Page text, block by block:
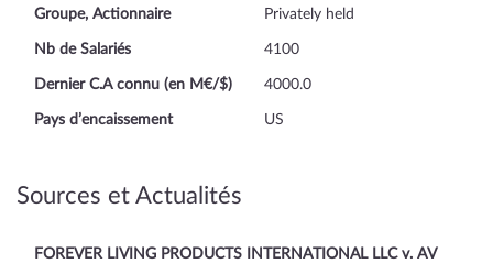
Groupe, Actionnaire Privately held
Nb de Salariés 4100
Dernier C.A connu (en M€/$) 4000.0
Pays d’encaissement US
Sources et Actualités
FOREVER LIVING PRODUCTS INTERNATIONAL LLC v. AV